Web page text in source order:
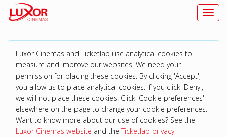
Luxor Cinemas and Ticketlab use analytical cookies to
measure and improve our websites. We need your
permission for placing these cookies. By clicking 'Accept',
you allow us to place analytical cookies. If you click 'Deny',
we will not place these cookies. Click 'Cookie preferences'
elsewhere on the page to change your cookie preferences.
Want to know more about our use of cookies? See the
Luxor Cinemas website and theTicketlab privacy